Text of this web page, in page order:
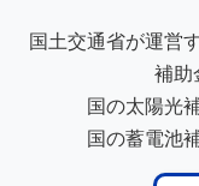
国土交通省が運営
補助
国の太陽光
国の蓄電池